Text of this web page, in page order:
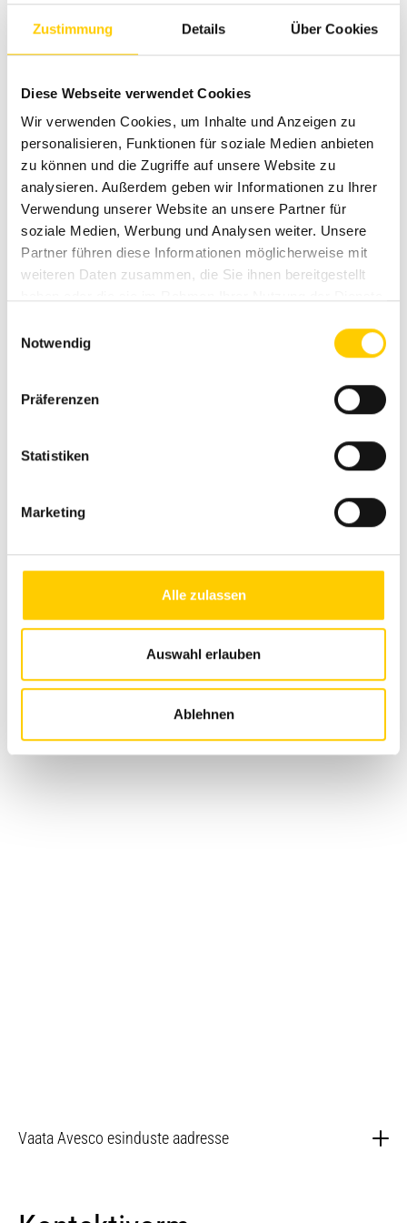
Zustimmung Details Über Cookies
Diese Webseite verwendet Cookies
Wir verwenden Cookies, um Inhalte und Anzeigen zu
personalisieren, Funktionen für soziale Medien anbieten
zu können und die Zugriffe auf unsere Website zu
analysieren. Außerdem geben wir Informationen zu Ihrer
Verwendung unserer Website an unsere Partner für
soziale Medien, Werbung und Analysen weiter. Unsere
Partner führen diese Informationen möglicherweise mit
weiteren Daten zusammen, die Sie ihnen bereitgestellt
Notwendig
Präferenzen
Statistiken
Marketing
Alle zulassen
Auswahl erlauben
Ablehnen
Generaatorite ja
Kalle Koppel
+372 510 7018
kalle.koppel@avesco-
cat.com
Üldised päringud
+372 679 9260
Asukohad
Vaadake interaktiivset kaarti ja tutvuge meie
Vaata Avesco esinduste aadresse
Saue peakontor